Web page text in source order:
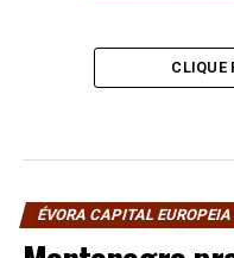
CLIQUE
ÉVORA CAPITAL